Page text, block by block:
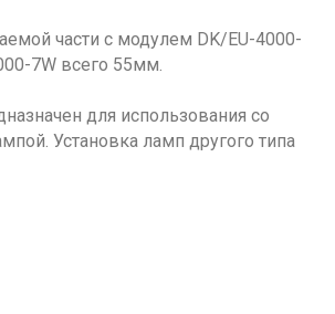
части с модулем DK/EU-4000-
7W всего 55мм.
для использования со
Установка ламп другого типа